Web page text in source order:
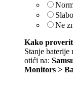
Slabo
Ne
Kako
Stanje baterije
otići na:
Monitors >